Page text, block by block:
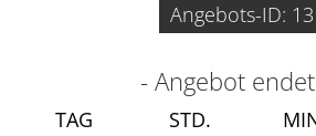
Angebots-ID:
- Angebot
TAG STD.